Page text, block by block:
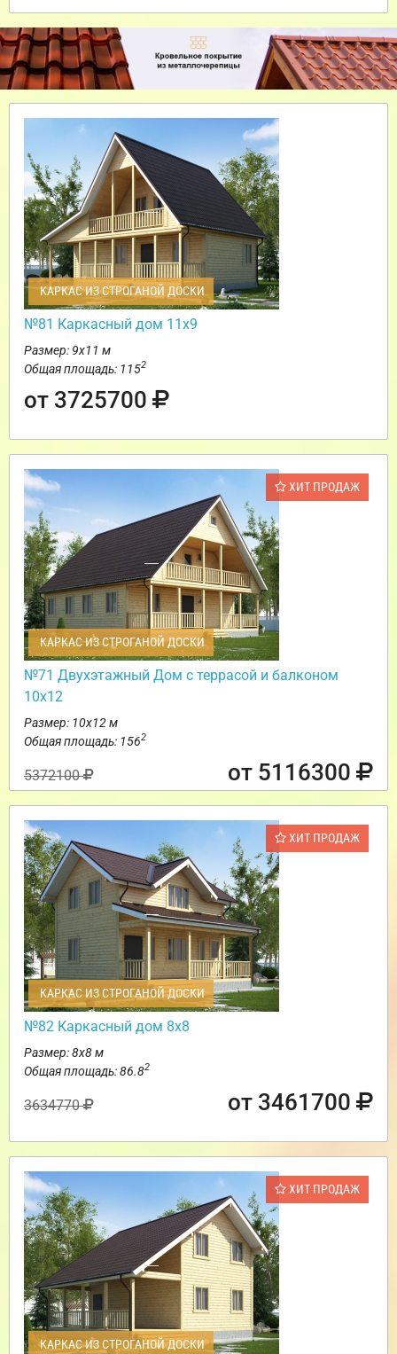
КАРКАС ИЗ СТРОГАНОЙ ДОСКИ
№81 Каркасный дом 11х9
Размер: 9х11 м
Общая площадь: 1152
от 3725700
ХИТ ПРОДАЖ
КАРКАС ИЗ СТРОГАНОЙ ДОСКИ
№71 Двухэтажный Дом с террасой и балконом
10х12
Размер: 10х12 м
Общая площадь: 1562
5372100 от 5116300
ХИТ ПРОДАЖ
КАРКАС ИЗ СТРОГАНОЙ ДОСКИ
№82 Каркасный дом 8х8
Размер: 8х8 м
Общая площадь: 86.82
3634770 от 3461700
ХИТ ПРОДАЖ
КАРКАС ИЗ СТРОГАНОЙ ДОСКИ